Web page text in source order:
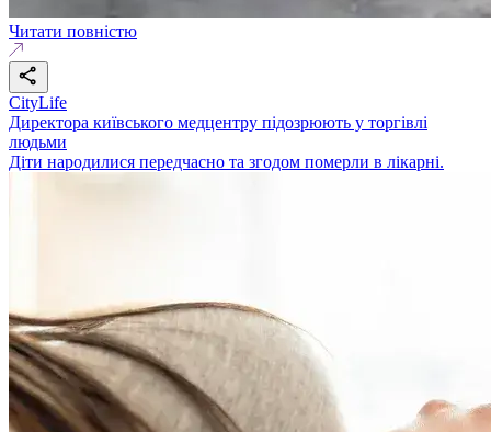
Читати повністю
CityLife
Директора київського медцентру підозрюють у торгівлі
людьми
Діти народилися передчасно та згодом померли в лікарні.